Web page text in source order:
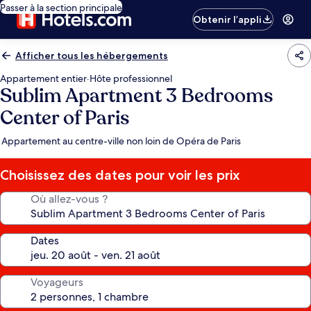
Passer à la section principale
Obtenir l’appli
Afficher tous les hébergements
Appartement entier·Hôte professionnel
Sublim Apartment 3 Bedrooms
Center of Paris
Appartement au centre-ville non loin de Opéra de Paris
Choisissez des dates pour voir les prix
Où allez-vous ?
Dates
Voyageurs